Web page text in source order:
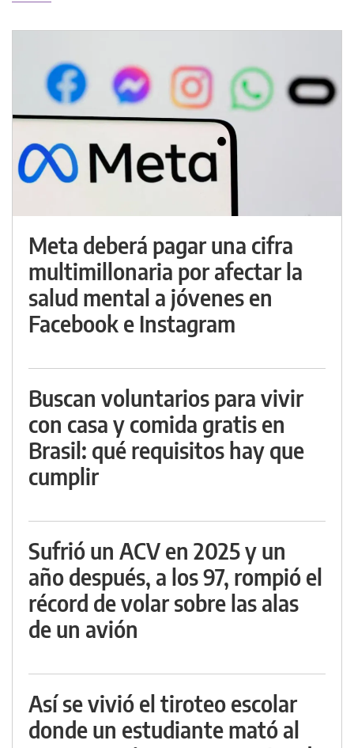
Meta deberá pagar una cifra
multimillonaria por afectar la
salud mental a jóvenes en
Facebook e Instagram
Buscan voluntarios para vivir
con casa y comida gratis en
Brasil: qué requisitos hay que
cumplir
Sufrió un ACV en 2025 y un
año después, a los 97, rompió el
récord de volar sobre las alas
de un avión
Así se vivió el tiroteo escolar
donde un estudiante mató al